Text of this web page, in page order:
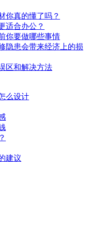
你真的懂了吗？
适合办公？
你要做哪些事情
隐患会带来经济上的损
区和解决方法
么设计
建议